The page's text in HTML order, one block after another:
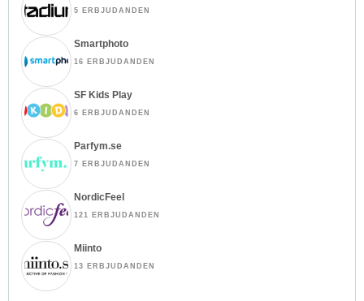
5 ERBJUDANDEN
Smartphoto
16 ERBJUDANDEN
SF Kids Play
6 ERBJUDANDEN
Parfym.se
7 ERBJUDANDEN
NordicFeel
121 ERBJUDANDEN
Miinto
13 ERBJUDANDEN